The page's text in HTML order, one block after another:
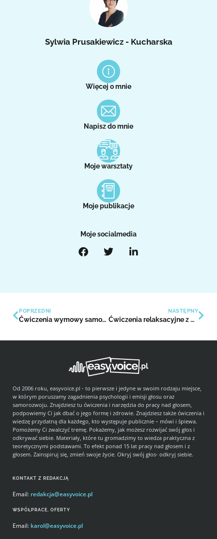
Sylwia Prusakiewicz - Kucharska
Więcej o mnie
Napisz do mnie
Moje warsztaty
Moje publikacje
Moje socialmedia
POPRZEDNI
Ćwiczenia wymowy samogłosek
NASTĘPNY
Ćwiczenia relaksacyjne z uśmiechem
KONTAKT Z REDAKCJĄ
Email: redakcja@easyvoice.pl
WSPÓŁPRACE, OFERTY
Email: karol@easyvoice.pl
Od 2006 roku, easyvoice.pl - to pierwsze i jedyne w swoim rodzaju miejsce,
w którym poruszamy zagadnienia psychologii i emisji głosu oraz
samorozwoju. Znajdziesz tu ćwiczenia i narzędzia do pracy nad głosem,
podpowiemy Ci jak dbać o jego formę i zdrowie. Znajdziesz także ćwiczenia i
wiedzę przydatną dla każdego, kto występuje publicznie – mówi i śpiewa.
Pomożemy Ci zwalczyć tremę. Pokażemy, jak możesz rozwijać swój głos i
odkrywać siebie. Materiały, które tu gromadzimy to wiedza praktyczna z
teoretycznymi podstawami. To efekt ponad 15 lat pracy nad głosem i z
głosem. Zainspiruj się, zmień swoje życie. Okryj swój głos- odkryj siebie.